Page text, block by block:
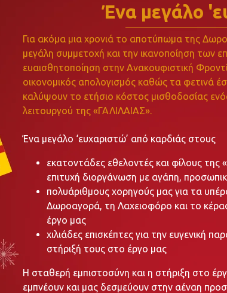
Ένα μεγάλο
Για ακόμα μια χρονιά το αποτύπωμα της
μεγάλη συμμετοχή και την ικανοποίηση των
ευαισθητοποίηση στην Ανακουφιστική
οικονομικός απολογισμός καθώς τα φετινά
καλύψουν το ετήσιο κόστος μισθοδοσίας
λειτουργού της «ΓΑΛΙΛΑΙΑΣ».
Ένα μεγάλο ‘ευχαριστώ’ από καρδιάς στους
εκατοντάδες εθελοντές και φίλους
επιτυχή διοργάνωση με αγάπη,
πολυάριθμους χορηγούς μας για τα
Δωροαγορά, τη Λαχειοφόρο και το
έργο μας
χιλιάδες επισκέπτες για την ευγενική
στήριξή τους στο έργο μας
Η σταθερή εμπιστοσύνη και η στήριξη στο
εμπνέουν και μας δεσμεύουν στην αέναη